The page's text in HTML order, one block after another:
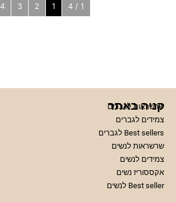
2
3
4
קניה באתר
שרשראות לגברים
צמידים לגברים
Best sellers לגברים
שרשראות לנשים
צמידים לנשים
אקססוריז נשים
Best seller לנשים